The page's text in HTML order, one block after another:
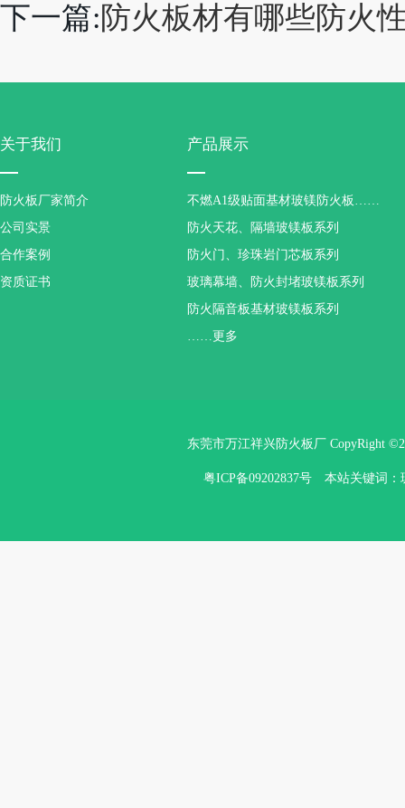
下一篇:防火板材有哪些防火
关于我们
防火板厂家简介
公司实景
合作案例
资质证书
产品展示
不燃A1级贴面基材玻镁防火板……
防火天花、隔墙玻镁板系列
防火门、珍珠岩门芯板系列
玻璃幕墙、防火封堵玻镁板系列
防火隔音板基材玻镁板系列
……更多
东莞市万江祥兴防火板厂 CopyRight
粤ICP备09202837号 本站关键词：